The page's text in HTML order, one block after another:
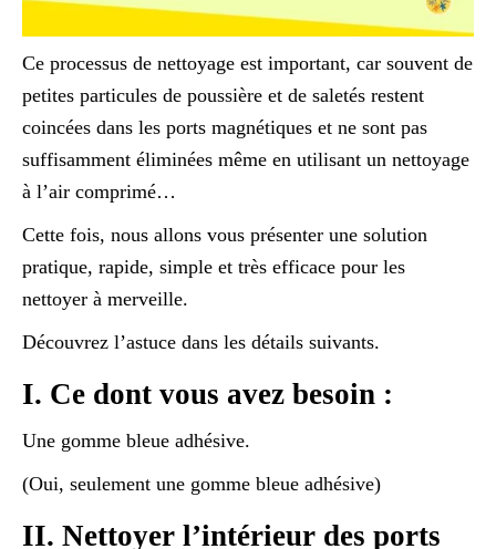
Ce processus de nettoyage est important, car souvent de
petites particules de poussière et de saletés restent
coincées dans les ports magnétiques et ne sont pas
suffisamment éliminées même en utilisant un nettoyage
à l’air comprimé…
Cette fois, nous allons vous présenter une solution
pratique, rapide, simple et très efficace pour les
nettoyer à merveille.
Découvrez l’astuce dans les détails suivants.
I. Ce dont vous avez besoin :
Une gomme bleue adhésive.
(Oui, seulement une gomme bleue adhésive)
II. Nettoyer l’intérieur des ports